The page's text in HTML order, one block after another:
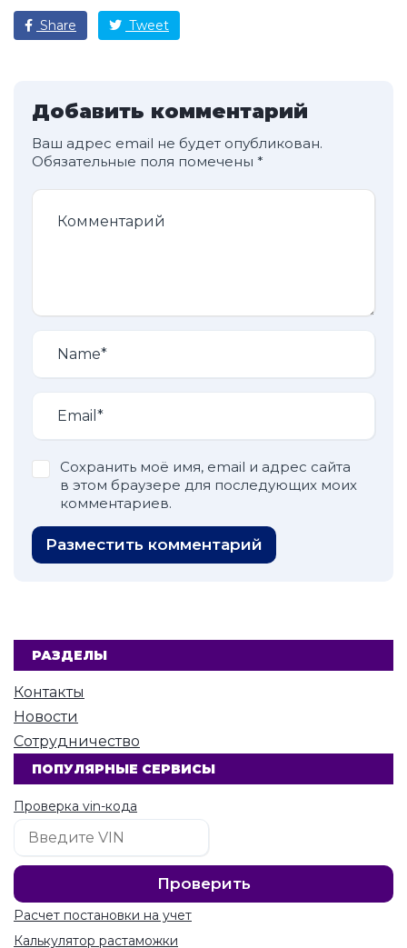
Share Tweet
Добавить комментарий
Ваш адрес email не будет опубликован.
Обязательные поля помечены *
Сохранить моё имя, email и адрес сайта
в этом браузере для последующих моих
комментариев.
Разместить комментарий
РАЗДЕЛЫ
Контакты
Новости
Сотрудничество
ПОПУЛЯРНЫЕ СЕРВИСЫ
Проверка vin-кода
Расчет постановки на учет
Калькулятор растаможки